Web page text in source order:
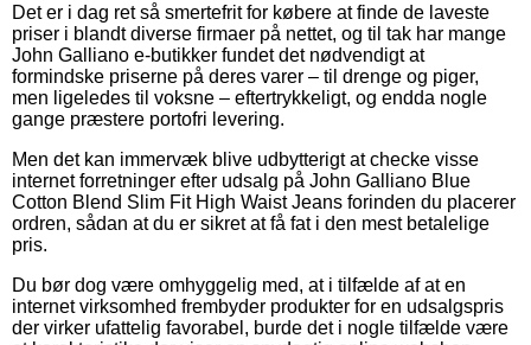
Det er i dag ret så smertefrit for købere at finde de laveste
priser i blandt diverse firmaer på nettet, og til tak har mange
John Galliano e-butikker fundet det nødvendigt at
formindske priserne på deres varer – til drenge og piger,
men ligeledes til voksne – eftertrykkeligt, og endda nogle
gange præstere portofri levering.
Men det kan immervæk blive udbytterigt at checke visse
internet forretninger efter udsalg på John Galliano Blue
Cotton Blend Slim Fit High Waist Jeans forinden du placerer
ordren, sådan at du er sikret at få fat i den mest betalelige
pris.
Du bør dog være omhyggelig med, at i tilfælde af at en
internet virksomhed frembyder produkter for en udsalgspris
der virker ufattelig favorabel, burde det i nogle tilfælde være